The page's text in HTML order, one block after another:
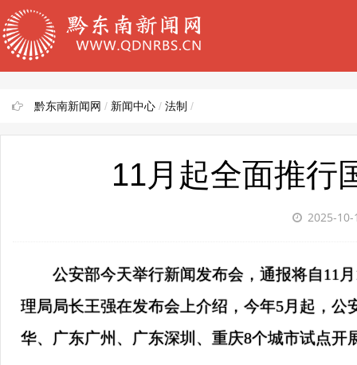
黔东南新闻网 / 新闻中心 / 法制 /
11月起全面推行
2025-
公安部今天举行新闻发布会，通报将自11
理局局长王强在发布会上介绍，今年5月起，
华、广东广州、广东深圳、重庆8个城市试点开